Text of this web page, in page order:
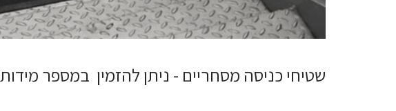
שטיחי כניסה מסחריים - ניתן להזמין במספר מידות